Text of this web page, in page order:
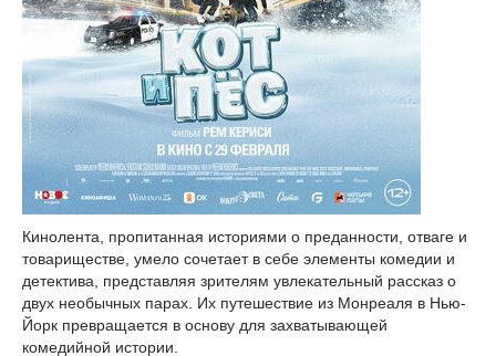
Кинолента, пропитанная историями о преданности, отваге и
товариществе, умело сочетает в себе элементы комедии и
детектива, представляя зрителям увлекательный рассказ о
двух необычных парах. Их путешествие из Монреаля в Нью-
Йорк превращается в основу для захватывающей
комедийной истории.